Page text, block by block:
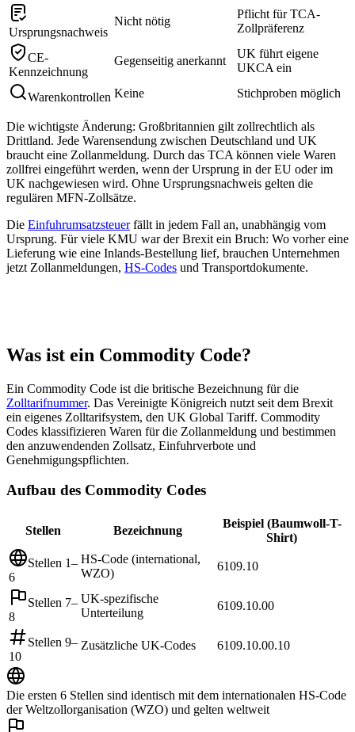
Ursprungsnachweis
Nicht nötig
Pflicht für TCA-
Zollpräferenz
CE-
Kennzeichnung
Gegenseitig anerkannt
UK führt eigene
UKCA ein
Warenkontrollen Keine Stichproben möglich
Die wichtigste Änderung: Großbritannien gilt zollrechtlich als
Drittland. Jede Warensendung zwischen Deutschland und UK
braucht eine Zollanmeldung. Durch das TCA können viele Waren
zollfrei eingeführt werden, wenn der Ursprung in der EU oder im
UK nachgewiesen wird. Ohne Ursprungsnachweis gelten die
regulären MFN-Zollsätze.
Die Einfuhrumsatzsteuerfällt in jedem Fall an, unabhängig vom
Ursprung. Für viele KMU war der Brexit ein Bruch: Wo vorher eine
Lieferung wie eine Inlands-Bestellung lief, brauchen Unternehmen
jetzt Zollanmeldungen, HS-Codes und Transportdokumente.
Was ist ein Commodity Code?
Ein Commodity Code ist die britische Bezeichnung für die
Zolltarifnummer. Das Vereinigte Königreich nutzt seit dem Brexit
ein eigenes Zolltarifsystem, den UK Global Tariff. Commodity
Codes klassifizieren Waren für die Zollanmeldung und bestimmen
den anzuwendenden Zollsatz, Einfuhrverbote und
Genehmigungspflichten.
Aufbau des Commodity Codes
Stellen Bezeichnung
Beispiel (Baumwoll-T-
Shirt)
Stellen 1–
6
HS-Code (international,
WZO)
6109.10
Stellen 7–
8
UK-spezifische
Unterteilung
6109.10.00
Stellen 9–
10
Zusätzliche UK-Codes 6109.10.00.10
Die ersten 6 Stellen sind identisch mit dem internationalen HS-Code
der Weltzollorganisation (WZO) und gelten weltweit